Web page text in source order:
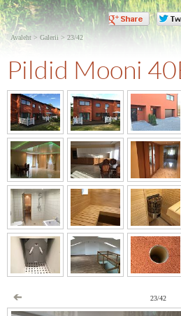
Pildid Mooni 40B korterist
Avaleht > Galerii > 23/42
Pildid Mooni
23/42